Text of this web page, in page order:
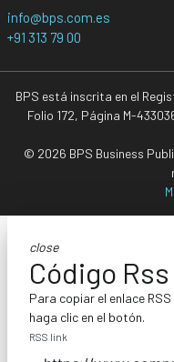
info@bps.com.es
+91 313 79 00
BPS está inscrita en el
Folio 172, Página M-
© 2026 BPS Business
close
Código Rss
Para copiar el enlace
haga clic en el botón.
RSS link